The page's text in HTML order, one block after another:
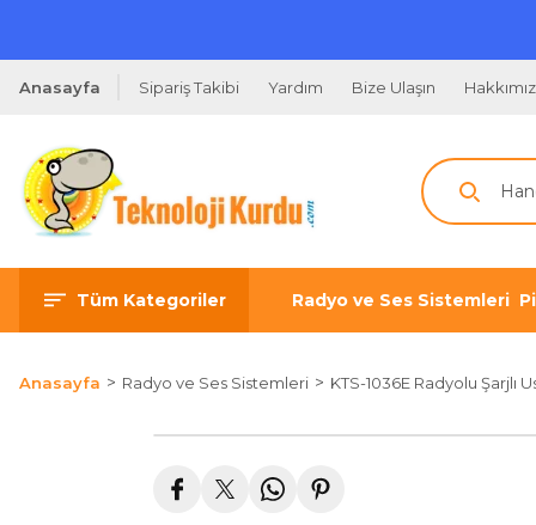
Anasayfa Sipariş Takibi Yardım Bize Ulaşın
Tüm Kategoriler Radyo ve Ses Sistemleri
Anasayfa Radyo ve Ses Sistemleri KTS-1036E Radyolu